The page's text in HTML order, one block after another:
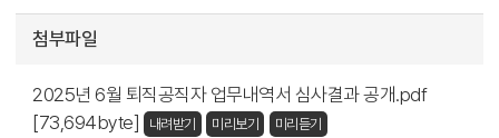
첨부파일
2025년 6월 퇴직공직자 업무내역서 심사결과 공개.pdf
[73,694byte]
내려받기 미리보기 미리듣기